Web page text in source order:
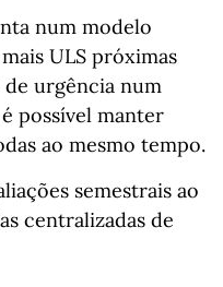
num modelo
ULS próximas
urgência num
possível manter
ao mesmo tempo.
semestrais ao
centralizadas de